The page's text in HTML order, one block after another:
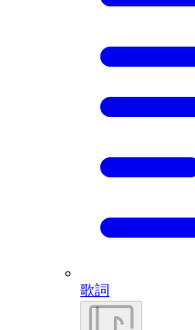
歌詞